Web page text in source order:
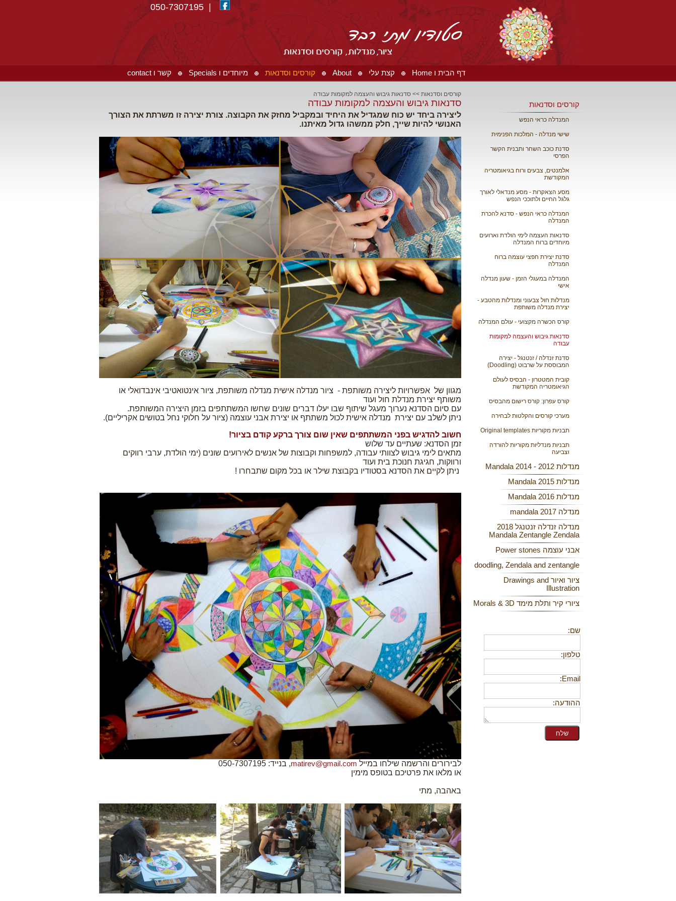
| 050-7307195
דף הבית ו Home קצת עלי About קורסים וסדנאות מיוחדים ו Specials קשר ו contact
קורסים וסדנאות
המנדלה כראי הנפש
שישי מנדלה - המלכות הפנימית
סדנת כוכב השחר ותבנית הקשר
הפרסי
אלמנטים, צבעים ורוח בגיאומטריה
המקודשת
מסע הצאקרות - מסע מנדאלי לאורך
גלגל החיים ולתוככי הנפש
המנדלה כראי הנפש - סדנא להכרת
המנדלה
סדנאות העצמה לימי הולדת וארועים
מיוחדים ברוח המנדלה
סדנת יצירת חפצי עוצמה ברוח
המנדלה
המנדלה במעגלי הזמן - שעון מנדלה
אישי
מנדלות חול צבעוני ומנדלות מהטבע -
יצירת מנדלה משותפת
קורס הכשרה מקצועי - עולם המנדלה
סדנאות גיבוש והעצמה למקומות
עבודה
סדנת זנדלה / זנטנגל - יצירה
המבוססת על שרבוט (Doodling)
קובית המטטרון - הבסיס לעולם
הגיאומטריה המקודשת
קורס עפרון: קורס רישום מהבסיס
מערכי קורסים והקלטות לבחירה
תבניות מקוריות Original templates
תבניות מנדליות מקוריות להורדה
וצביעה
מנדלות 2012 - 2014 Mandala
מנדלות 2015 Mandala
מנדלות 2016 Mandala
מנדלה 2017 mandala
מנדלה זנדלה זנטנגל 2018
Mandala Zentangle Zendala
אבני עוצמה Power stones
doodling, Zendala and zentangle
ציור ואיור Drawings and
Illustration
ציורי קיר ותלת מימד Morals & 3D
שם:
טלפון:
Email:
ההודעה:
קורסים וסדנאות >> סדנאות גיבוש והעצמה למקומות עבודה
סדנאות גיבוש והעצמה למקומות עבודה
ליצירה ביחד יש כוח שמגדיל את היחיד ובמקביל מחזק את הקבוצה. צורת יצירה זו משרתת את הצורך
האנושי להיות שייך, חלק ממשהו גדול מאיתנו.
מגוון של אפשרויות ליצירה משותפת - ציור מנדלה אישית מנדלה משותפת, ציור אינטואטיבי אינבדואלי או
משותף יצירת מנדלת חול ועוד
עם סיום הסדנא נערוך מעגל שיתוף שבו יעלו דברים שונים שחשו המשתתפים בזמן היצירה המשותפת.
ניתן לשלב עם יצירת מנדלה אישית לכול משתתף או יצירת אבני עוצמה (ציור על חלוקי נחל בטושים אקריליים).
חשוב להדגיש בפני המשתתפים שאין שום צורך ברקע קודם בציור!
זמן הסדנא: שעתיים עד שלוש
מתאים לימי גיבוש לצוותי עבודה, למשפחות וקבוצות של אנשים לאירועים שונים (ימי הולדת, ערבי רווקים
ורווקות, חגיגת חנוכת בית ועוד
ניתן לקיים את הסדנא בסטודיו בקבוצת שילר או בכל מקום שתבחרו !
לבירורים והרשמה שילחו במייל matirev@gmail.com, בנייד: 050-7307195
או מלאו את פרטיכם בטופס מימין
באהבה, מתי